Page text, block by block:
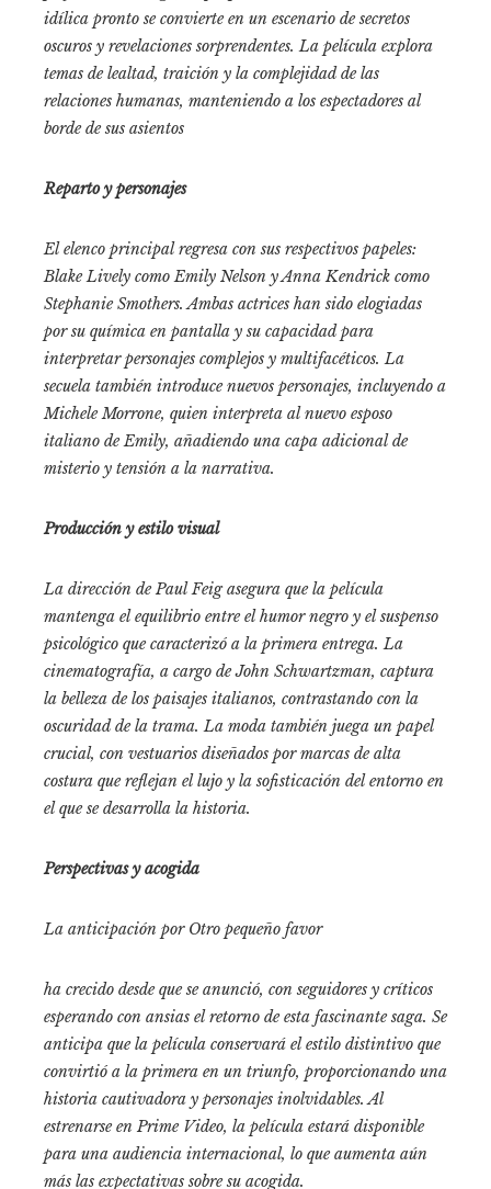
idílica pronto se convierte en un escenario de secretos
oscuros y revelaciones sorprendentes. La película explora
temas de lealtad, traición y la complejidad de las
relaciones humanas, manteniendo a los espectadores al
borde de sus asientos
Reparto y personajes
El elenco principal regresa con sus respectivos papeles:
Blake Lively como Emily Nelson y Anna Kendrick como
Stephanie Smothers. Ambas actrices han sido elogiadas
por su química en pantalla y su capacidad para
interpretar personajes complejos y multifacéticos. La
secuela también introduce nuevos personajes, incluyendo a
Michele Morrone, quien interpreta al nuevo esposo
italiano de Emily, añadiendo una capa adicional de
misterio y tensión a la narrativa.​
Producción y estilo visual
La dirección de Paul Feig asegura que la película
mantenga el equilibrio entre el humor negro y el suspenso
psicológico que caracterizó a la primera entrega. La
cinematografía, a cargo de John Schwartzman, captura
la belleza de los paisajes italianos, contrastando con la
oscuridad de la trama. La moda también juega un papel
crucial, con vestuarios diseñados por marcas de alta
costura que reflejan el lujo y la sofisticación del entorno en
el que se desarrolla la historia.​
Perspectivas y acogida
La anticipación por Otro pequeño favor
ha crecido desde que se anunció, con seguidores y críticos
esperando con ansias el retorno de esta fascinante saga. Se
anticipa que la película conservará el estilo distintivo que
convirtió a la primera en un triunfo, proporcionando una
historia cautivadora y personajes inolvidables. Al
estrenarse en Prime Video, la película estará disponible
para una audiencia internacional, lo que aumenta aún
más las expectativas sobre su acogida.